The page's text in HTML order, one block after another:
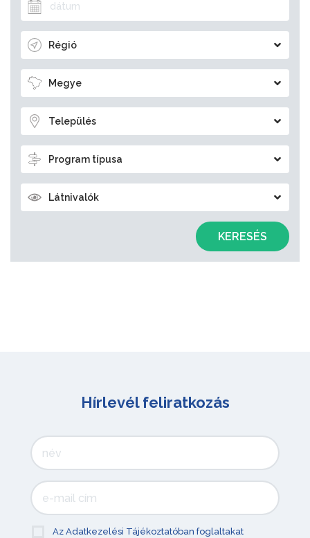
Régió
Megye
Település
Program típusa
Látnivalók
KERESÉS
Hírlevél feliratkozás
Az Adatkezelési Tájékoztatóban foglaltakat